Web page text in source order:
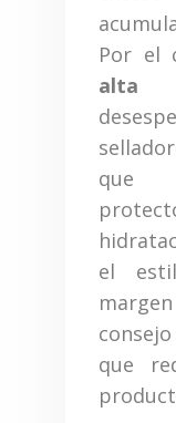
Por el
alta
que
el
que